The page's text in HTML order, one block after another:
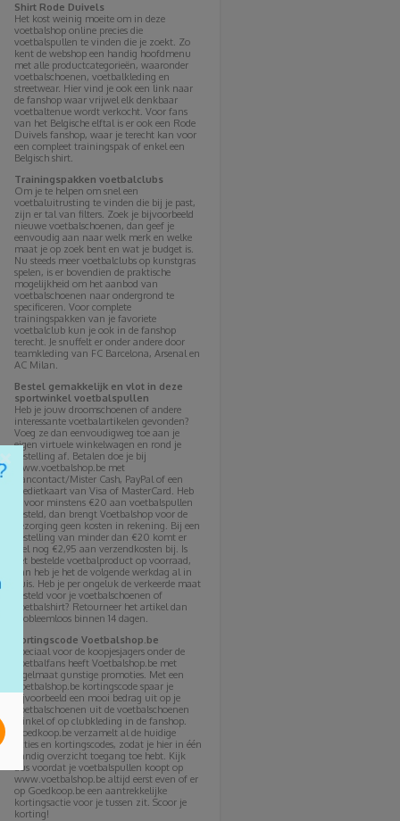
Shirt Rode Duivels
Het kost weinig moeite om in deze
voetbalshop online precies die
voetbalspullen te vinden die je zoekt. Zo
kent de webshop een handig hoofdmenu
met alle productcategorieën, waaronder
voetbalschoenen, voetbalkleding en
streetwear. Hier vind je ook een link naar
de fanshop waar vrijwel elk denkbaar
voetbaltenue wordt verkocht. Voor fans
van het Belgische elftal is er ook een Rode
Duivels fanshop, waar je terecht kan voor
een compleet trainingspak of enkel een
Belgisch shirt.
Trainingspakken voetbalclubs
Om je te helpen om snel een
voetbaluitrusting te vinden die bij je past,
zijn er tal van filters. Zoek je bijvoorbeeld
nieuwe voetbalschoenen, dan geef je
eenvoudig aan naar welk merk en welke
maat je op zoek bent en wat je budget is.
Nu steeds meer voetbalclubs op kunstgras
spelen, is er bovendien de praktische
mogelijkheid om het aanbod van
voetbalschoenen naar ondergrond te
specificeren. Voor complete
trainingspakken van je favoriete
voetbalclub kun je ook in de fanshop
terecht. Je snuffelt er onder andere door
teamkleding van FC Barcelona, Arsenal en
AC Milan.
Bestel gemakkelijk en vlot in deze
sportwinkel voetbalspullen
Heb je jouw droomschoenen of andere
interessante voetbalartikelen gevonden?
Voeg ze dan eenvoudigweg toe aan je
eigen virtuele winkelwagen en rond je
bestelling af. Betalen doe je bij
www.voetbalshop.be met
Bancontact/Mister Cash, PayPal of een
kredietkaart van Visa of MasterCard. Heb
je voor minstens €20 aan voetbalspullen
besteld, dan brengt Voetbalshop voor de
bezorging geen kosten in rekening. Bij een
bestelling van minder dan €20 komt er
wel nog €2,95 aan verzendkosten bij. Is
het bestelde voetbalproduct op voorraad,
dan heb je het de volgende werkdag al in
huis. Heb je per ongeluk de verkeerde maat
besteld voor je voetbalschoenen of
voetbalshirt? Retourneer het artikel dan
probleemloos binnen 14 dagen.
Kortingscode Voetbalshop.be
Speciaal voor de koopjesjagers onder de
voetbalfans heeft Voetbalshop.be met
regelmaat gunstige promoties. Met een
Voetbalshop.be kortingscode spaar je
bijvoorbeeld een mooi bedrag uit op je
voetbalschoenen uit de voetbalschoenen
winkel of op clubkleding in de fanshop.
Goedkoop.be verzamelt al de huidige
acties en kortingscodes, zodat je hier in één
handig overzicht toegang toe hebt. Kijk
dus voordat je voetbalspullen koopt op
www.voetbalshop.be altijd eerst even of er
op Goedkoop.be een aantrekkelijke
kortingsactie voor je tussen zit. Scoor je
korting!